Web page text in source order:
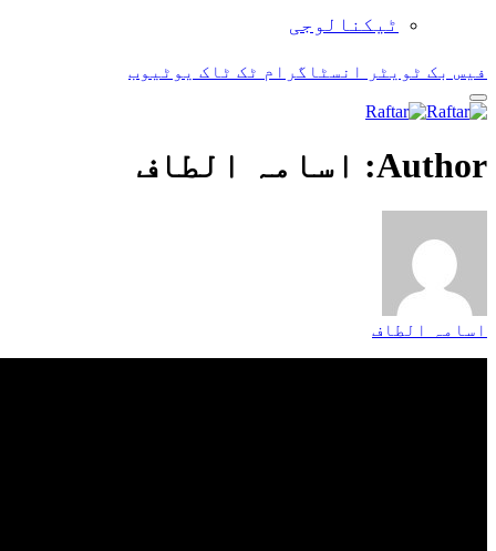
ٹیکنالوجی
فیس بک ٹویٹر انسٹاگرام ٹک ٹاک یوٹیوب
Author: اسامہ الطاف
اسامہ الطاف